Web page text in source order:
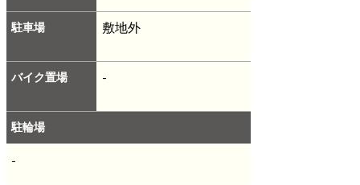
駐車場 敷地外
バイク置場 -
駐輪場
-